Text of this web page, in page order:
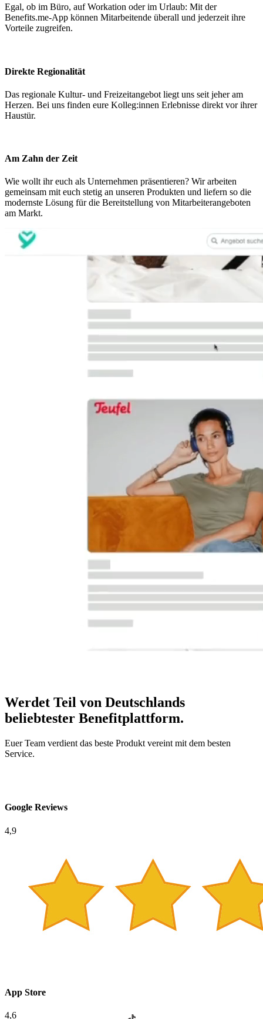
Egal, ob im Büro, auf Workation oder im Urlaub: Mit der
Benefits.me-App können Mitarbeitende überall und jederzeit ihre
Vorteile zugreifen.
Direkte Regionalität
Das regionale Kultur- und Freizeitangebot liegt uns seit jeher am
Herzen. Bei uns finden eure Kolleg:innen Erlebnisse direkt vor ihrer
Haustür.
Am Zahn der Zeit
Wie wollt ihr euch als Unternehmen präsentieren? Wir arbeiten
gemeinsam mit euch stetig an unseren Produkten und liefern so die
modernste Lösung für die Bereitstellung von Mitarbeiterangeboten
am Markt.
Werdet Teil von Deutschlands
beliebtester Benefitplattform.
Euer Team verdient das beste Produkt vereint mit dem besten
Service.
Google Reviews
4,9
App Store
4,6